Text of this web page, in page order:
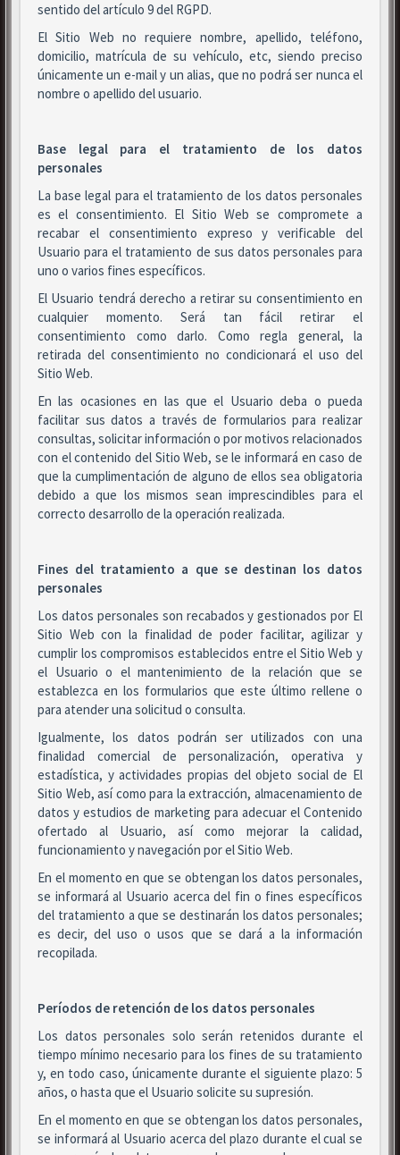
sentido del artículo 9 del RGPD.
El Sitio Web no requiere nombre, apellido, teléfono,
domicilio, matrícula de su vehículo, etc, siendo preciso
únicamente un e-mail y un alias, que no podrá ser nunca el
nombre o apellido del usuario.
Base legal para el tratamiento de los datos
personales
La base legal para el tratamiento de los datos personales
es el consentimiento. El Sitio Web se compromete a
recabar el consentimiento expreso y verificable del
Usuario para el tratamiento de sus datos personales para
uno o varios fines específicos.
El Usuario tendrá derecho a retirar su consentimiento en
cualquier momento. Será tan fácil retirar el
consentimiento como darlo. Como regla general, la
retirada del consentimiento no condicionará el uso del
Sitio Web.
En las ocasiones en las que el Usuario deba o pueda
facilitar sus datos a través de formularios para realizar
consultas, solicitar información o por motivos relacionados
con el contenido del Sitio Web, se le informará en caso de
que la cumplimentación de alguno de ellos sea obligatoria
debido a que los mismos sean imprescindibles para el
correcto desarrollo de la operación realizada.
Fines del tratamiento a que se destinan los datos
personales
Los datos personales son recabados y gestionados por El
Sitio Web con la finalidad de poder facilitar, agilizar y
cumplir los compromisos establecidos entre el Sitio Web y
el Usuario o el mantenimiento de la relación que se
establezca en los formularios que este último rellene o
para atender una solicitud o consulta.
Igualmente, los datos podrán ser utilizados con una
finalidad comercial de personalización, operativa y
estadística, y actividades propias del objeto social de El
Sitio Web, así como para la extracción, almacenamiento de
datos y estudios de marketing para adecuar el Contenido
ofertado al Usuario, así como mejorar la calidad,
funcionamiento y navegación por el Sitio Web.
En el momento en que se obtengan los datos personales,
se informará al Usuario acerca del fin o fines específicos
del tratamiento a que se destinarán los datos personales;
es decir, del uso o usos que se dará a la información
recopilada.
Períodos de retención de los datos personales
Los datos personales solo serán retenidos durante el
tiempo mínimo necesario para los fines de su tratamiento
y, en todo caso, únicamente durante el siguiente plazo: 5
años, o hasta que el Usuario solicite su supresión.
En el momento en que se obtengan los datos personales,
se informará al Usuario acerca del plazo durante el cual se